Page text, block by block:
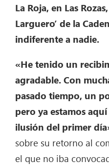
La Roja, en Las
Larguero’ de la
indiferente a nadie.
«He tenido un
agradable. Con
pasado tiempo, un
pero ya estamos
ilusión del primer
sobre su retorno al
el que no iba